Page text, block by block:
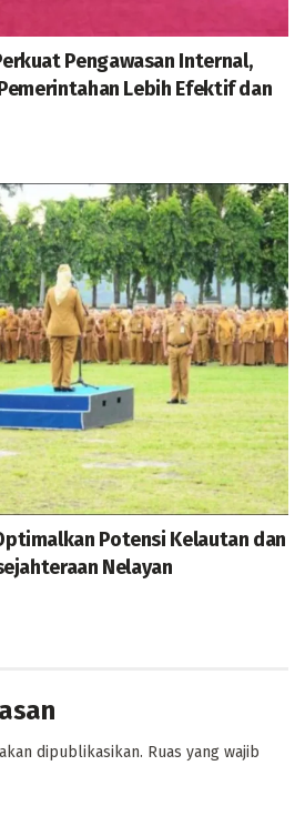
Pengawasan Internal,
Lebih Efektif dan
Potensi Kelautan dan
Nelayan
dipublikasikan. Ruas yang wajib